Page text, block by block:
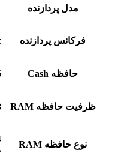
مدل پردازنده
فرکانس پردازنده
حافظه Cash 6
ظرفیت حافظه RAM 8
نوع حافظه RAM